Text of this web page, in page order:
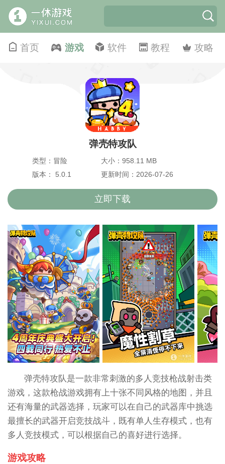
首页 游戏 软件 教程 攻略
弹壳特攻队
类型：冒险
大小：958.11 MB
版本： 5.0.1
更新时间：2026-07-26
立即下载
弹壳特攻队是一款非常刺激的多人竞技枪战射击类
游戏，这款枪战游戏拥有上十张不同风格的地图，并且
还有海量的武器选择，玩家可以在自己的武器库中挑选
最擅长的武器开启竞技战斗，既有单人生存模式，也有
多人竞技模式，可以根据自己的喜好进行选择。
游戏攻略